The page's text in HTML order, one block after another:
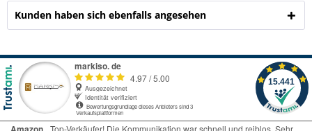
Kunden haben sich ebenfalls angesehen